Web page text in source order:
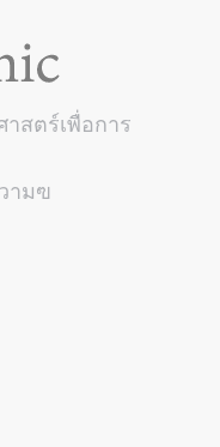
สตร์เพื่อการ
ามฃ